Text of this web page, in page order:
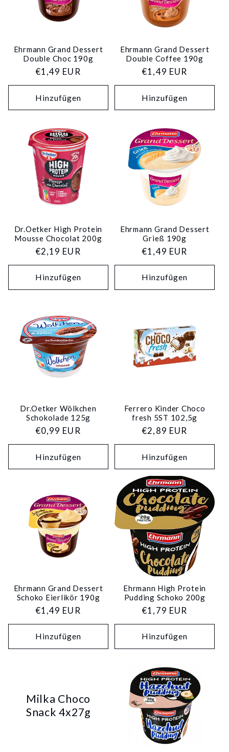
Ehrmann Grand Dessert
Double Choc 190g
Normaler
Preis
€1,49 EUR
Hinzufügen
Ehrmann Grand Dessert
Double Coffee 190g
Normaler
Preis
€1,49 EUR
Hinzufügen
Dr.Oetker High Protein
Mousse Chocolat 200g
Normaler
Preis
€2,19 EUR
Hinzufügen
Ehrmann Grand Dessert
Grieß 190g
Normaler
Preis
€1,49 EUR
Hinzufügen
Dr.Oetker Wölkchen
Schokolade 125g
Normaler
Preis
€0,99 EUR
Hinzufügen
Ferrero Kinder Choco
fresh 5ST 102,5g
Normaler
Preis
€2,89 EUR
Hinzufügen
Ehrmann Grand Dessert
Schoko Eierlikör 190g
Normaler
Preis
€1,49 EUR
Hinzufügen
Ehrmann High Protein
Pudding Schoko 200g
Normaler
Preis
€1,79 EUR
Hinzufügen
Milka Choco
Snack 4x27g